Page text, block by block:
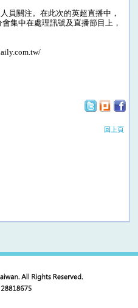
員關注。在此次的英超直播中，
集中在處理訊號及直播節目上，
回上頁